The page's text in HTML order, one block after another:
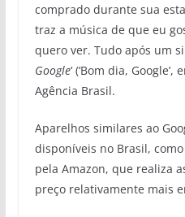
comprado durante sua
traz a música de que eu
quero ver. Tudo após um
Google‘ (‘Bom dia,
Agência Brasil.
Aparelhos similares ao
disponíveis no Brasil,
pela Amazon, que realiza
preço relativamente mais